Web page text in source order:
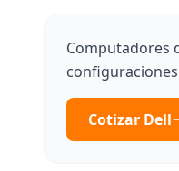
Computadores
Cotizar Dell